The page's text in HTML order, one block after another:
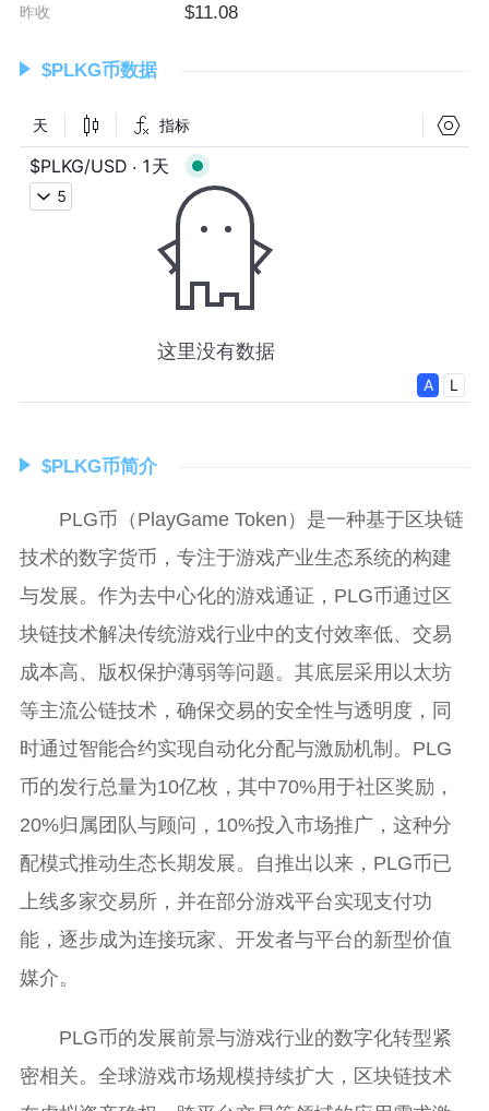
昨收 $11.08
$PLKG币数据
$PLKG币简介
PLG币（PlayGame Token）是一种基于区块链
技术的数字货币，专注于游戏产业生态系统的构建
与发展。作为去中心化的游戏通证，PLG币通过区
块链技术解决传统游戏行业中的支付效率低、交易
成本高、版权保护薄弱等问题。其底层采用以太坊
等主流公链技术，确保交易的安全性与透明度，同
时通过智能合约实现自动化分配与激励机制。PLG
币的发行总量为10亿枚，其中70%用于社区奖励，
20%归属团队与顾问，10%投入市场推广，这种分
配模式推动生态长期发展。自推出以来，PLG币已
上线多家交易所，并在部分游戏平台实现支付功
能，逐步成为连接玩家、开发者与平台的新型价值
媒介。
PLG币的发展前景与游戏行业的数字化转型紧
密相关。全球游戏市场规模持续扩大，区块链技术